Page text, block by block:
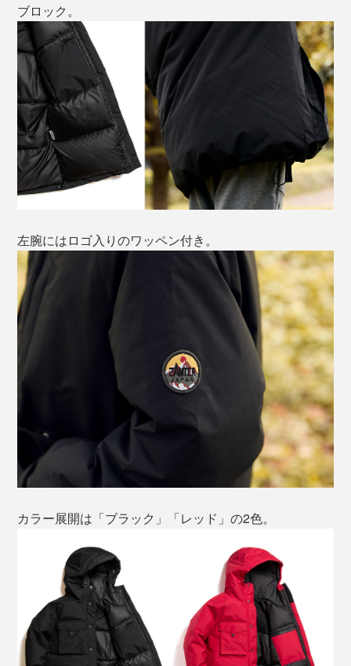
ブロック。
左腕にはロゴ入りのワッペン付き。
カラー展開は「ブラック」「レッド」の2色。